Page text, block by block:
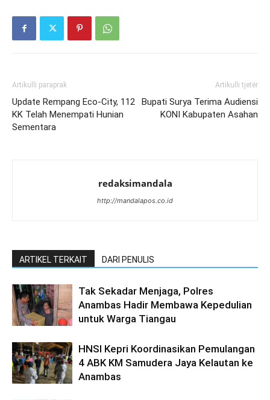
Artikulli paraprak
Update Rempang Eco-City, 112
KK Telah Menempati Hunian
Sementara
Artikulli tjetër
Bupati Surya Terima Audiensi
KONI Kabupaten Asahan
redaksimandala
http://mandalapos.co.id
ARTIKEL TERKAIT DARI PENULIS
Tak Sekadar Menjaga, Polres
Anambas Hadir Membawa Kepedulian
untuk Warga Tiangau
HNSI Kepri Koordinasikan Pemulangan
4 ABK KM Samudera Jaya Kelautan ke
Anambas